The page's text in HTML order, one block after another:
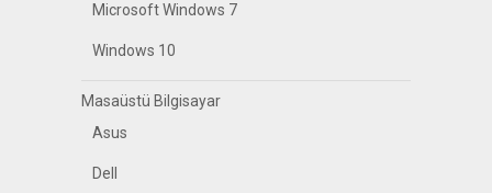
Microsoft Windows 7
Windows 10
Masaüstü Bilgisayar
Asus
Dell